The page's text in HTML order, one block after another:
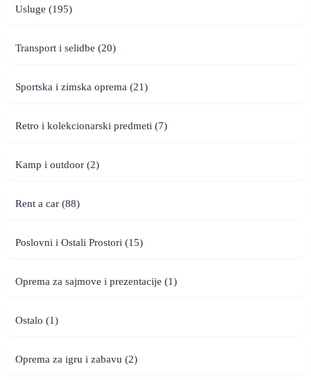
Usluge (195)
Transport i selidbe (20)
Sportska i zimska oprema (21)
Retro i kolekcionarski predmeti (7)
Kamp i outdoor (2)
Rent a car (88)
Poslovni i Ostali Prostori (15)
Oprema za sajmove i prezentacije (1)
Ostalo (1)
Oprema za igru i zabavu (2)